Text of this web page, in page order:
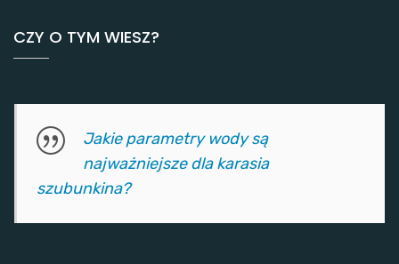
CZY O TYM WIESZ?
Jakie parametry wody są
najważniejsze dla karasia
szubunkina?